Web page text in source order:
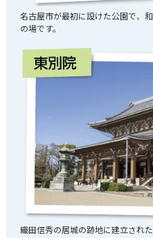
名古屋市が最初に設けた公園で、
の場です。
織田信秀の居城の跡地に建立され